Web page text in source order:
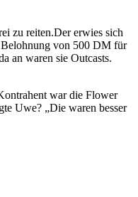
zu reiten.Der erwies sich
Belohnung von 500 DM für
an waren sie Outcasts.
war die Flower
Uwe? „Die waren besser